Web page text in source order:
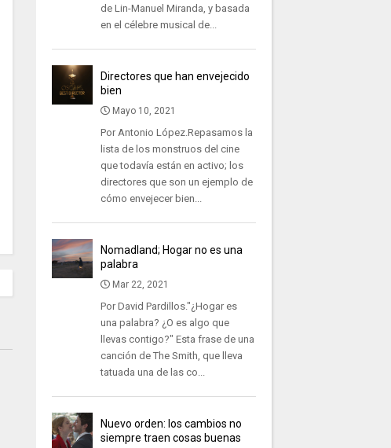
de Lin-Manuel Miranda, y basada
en el célebre musical de...
Directores que han envejecido
bien
Mayo 10, 2021
Por Antonio López.Repasamos la
lista de los monstruos del cine
que todavía están en activo; los
directores que son un ejemplo de
cómo envejecer bien...
Nomadland; Hogar no es una
palabra
Mar 22, 2021
Por David Pardillos."¿Hogar es
una palabra? ¿O es algo que
llevas contigo?" Esta frase de una
canción de The Smith, que lleva
tatuada una de las co...
Nuevo orden: los cambios no
siempre traen cosas buenas